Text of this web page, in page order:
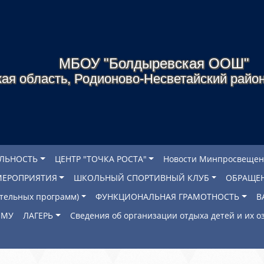
МБОУ "Болдыревская ООШ"
область, Родионово-Несветайский
ЦЕНТР "ТОЧКА РОСТА"
Новости
ШКОЛЬНЫЙ СПОРТИВНЫЙ КЛУБ
программ)
ФУНКЦИОНАЛЬНАЯ ГРАМОТНОСТЬ
ЛАГЕРЬ Сведения об организации отдыха детей и их